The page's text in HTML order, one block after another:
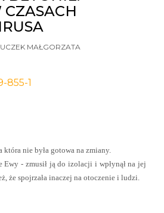
MAŁGORZATA
855-1
nie była gotowa na zmiany.
Ewy - zmusił ją do izolacji i wpłynął na jej
że spojrzała inaczej na otoczenie i ludzi.